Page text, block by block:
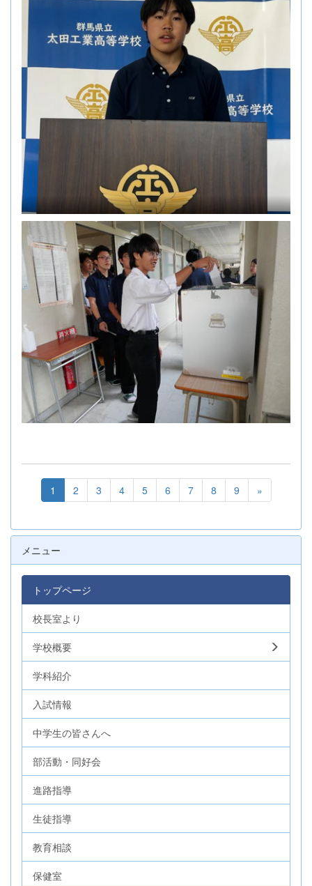
1 2 3 4 5 6 7 8 9 »
メニュー
トップページ
校長室より
学校概要
学科紹介
入試情報
中学生の皆さんへ
部活動・同好会
進路指導
生徒指導
教育相談
保健室